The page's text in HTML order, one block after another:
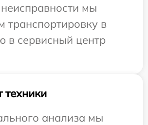
мы
транспортировку в
в сервисный центр
техники
анализа мы